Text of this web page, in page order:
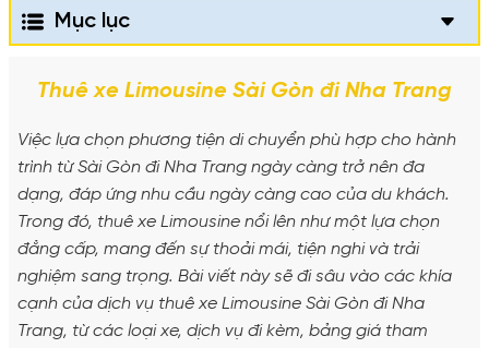
Mục lục
Thuê xe Limousine Sài Gòn đi Nha Trang
Việc lựa chọn phương tiện di chuyển phù hợp cho hành
trình từ Sài Gòn đi Nha Trang ngày càng trở nên đa
dạng, đáp ứng nhu cầu ngày càng cao của du khách.
Trong đó, thuê xe Limousine nổi lên như một lựa chọn
đẳng cấp, mang đến sự thoải mái, tiện nghi và trải
nghiệm sang trọng. Bài viết này sẽ đi sâu vào các khía
cạnh của dịch vụ thuê xe Limousine Sài Gòn đi Nha
Trang, từ các loại xe, dịch vụ đi kèm, bảng giá tham